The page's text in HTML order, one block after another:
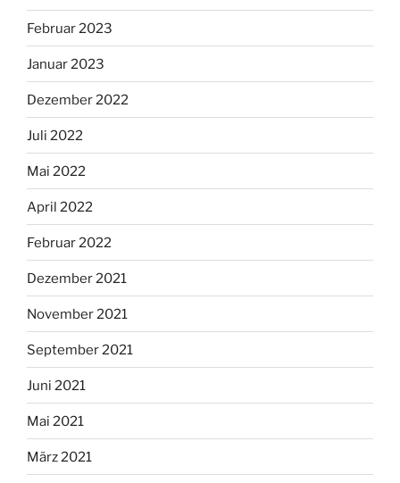
Februar 2023
Januar 2023
Dezember 2022
Juli 2022
Mai 2022
April 2022
Februar 2022
Dezember 2021
November 2021
September 2021
Juni 2021
Mai 2021
März 2021